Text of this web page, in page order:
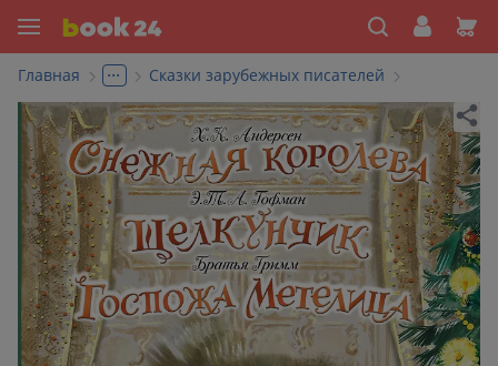
Главная ... Сказки зарубежных писателей